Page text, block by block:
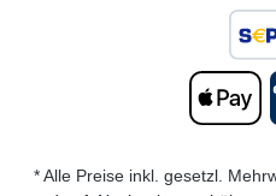
* Alle Preise inkl. gesetzl.